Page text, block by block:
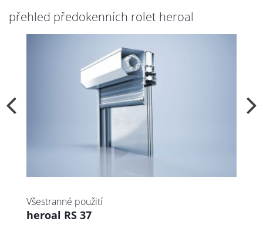
přehled předokenních rolet heroal
Všestranné použití
heroal RS 37